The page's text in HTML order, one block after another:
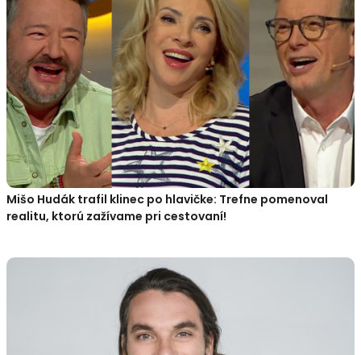
Mišo Hudák trafil klinec po hlavičke: Trefne pomenoval
realitu, ktorú zažívame pri cestovaní!